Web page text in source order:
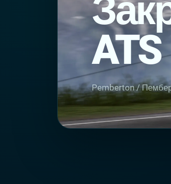
ATS
Pemberton /